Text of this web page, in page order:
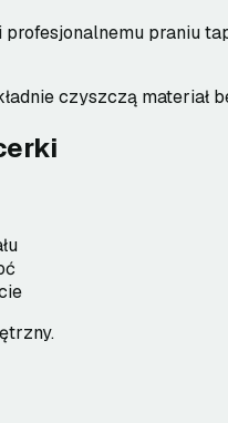
praniu
czyszczą materiał